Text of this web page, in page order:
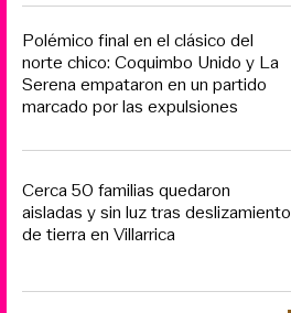
Polémico final en el clásico del
norte chico: Coquimbo Unido y La
Serena empataron en un partido
marcado por las expulsiones
Cerca 50 familias quedaron
aisladas y sin luz tras deslizamiento
de tierra en Villarrica